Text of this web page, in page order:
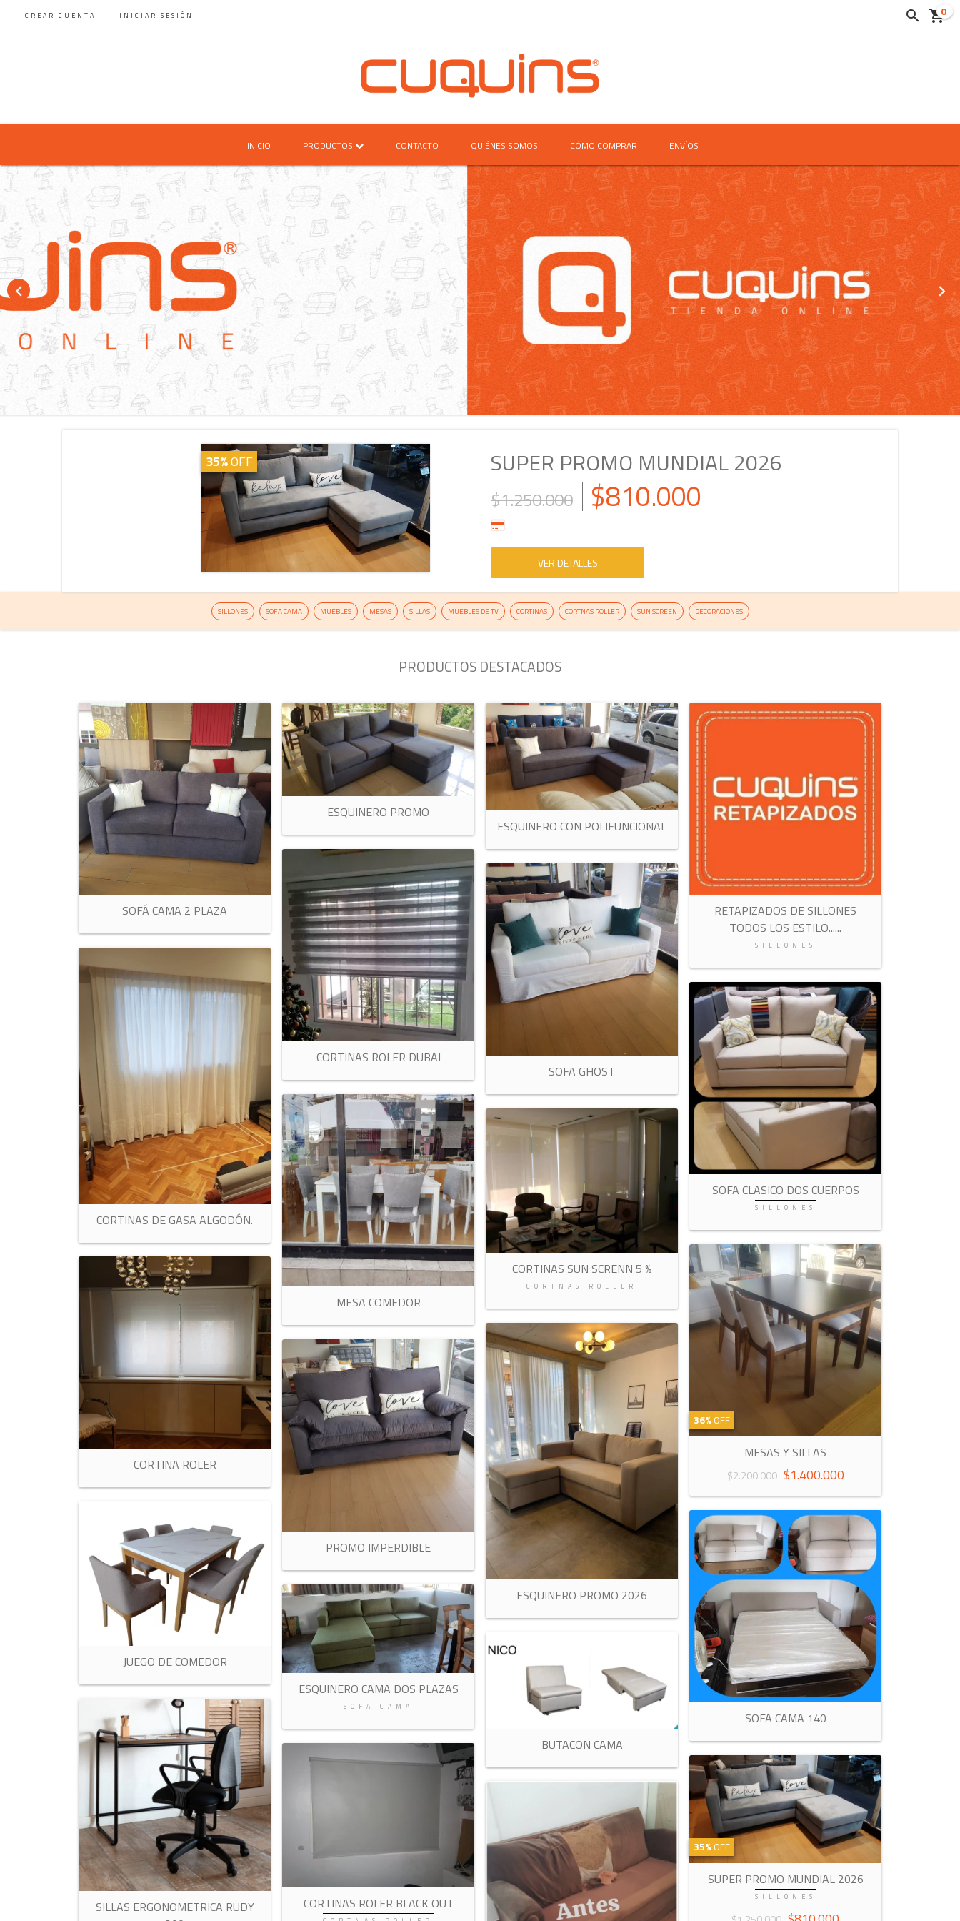
CREAR CUENTA INICIAR SESIÓN 0


INICIO PRODUCTOS CONTACTO QUIÉNES SOMOS CÓMO COMPRAR ENVÍOS
¿Te gusta lo que ves? ¡Suscribite y recibí todas nuestras novedades!
 
35%OFF SUPER PROMO MUNDIAL 2026
$1.250.000 $810.000
VER DETALLES
SILLONES SOFA CAMA MUEBLES MESAS SILLAS MUEBLES DE TV CORTINAS CORTNAS ROLLER SUN SCREEN DECORACIONES
PRODUCTOS DESTACADOS
SOFÁ CAMA 2 PLAZA
ESQUINERO PROMO
ESQUINERO CON POLIFUNCIONAL
RETAPIZADOS DE SILLONES
TODOS LOS ESTILO......
SILLONES
CORTINAS ROLER DUBAI
SOFA GHOST
CORTINAS DE GASA ALGODÓN.
SOFA CLASICO DOS CUERPOS
SILLONES
MESA COMEDOR
CORTINAS SUN SCRENN 5 %
CORTNAS ROLLER
36% OFF
MESAS Y SILLAS
$2.200.000 $1.400.000
CORTINA ROLER
ESQUINERO PROMO 2026
PROMO IMPERDIBLE
JUEGO DE COMEDOR
SOFA CAMA 140
ESQUINERO CAMA DOS PLAZAS
SOFA CAMA
BUTACON CAMA
SILLAS ERGONOMETRICA RUDY
CORTINAS ROLER BLACK OUT
35% OFF
SUPER PROMO MUNDIAL 2026
SILLONES